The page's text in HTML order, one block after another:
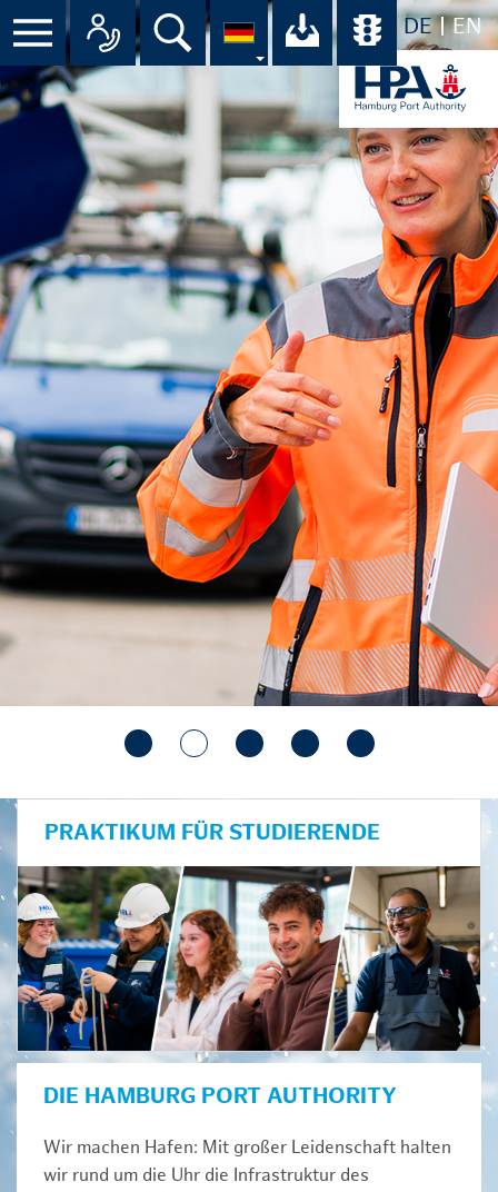
DE EN
Suche Ihr Download-
PRAKTIKUM FÜR STUDIERENDE
DIE HAMBURG PORT AUTHORITY
Wir machen Hafen: Mit großer Leidenschaft halten
wir rund um die Uhr die Infrastruktur des